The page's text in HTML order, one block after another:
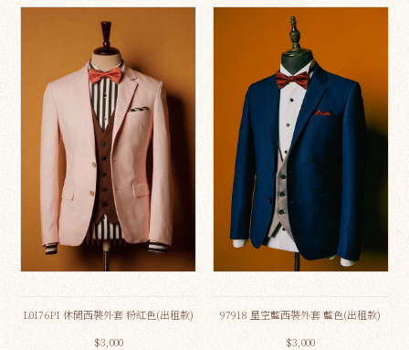
L0176PI 休閒西裝外套 粉紅色(出租款)
$3,000
97918 星空藍西裝外套 藍色(出租款)
$3,000